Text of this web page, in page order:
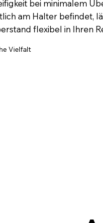
bei minimalem
am Halter befindet,
flexibel in Ihren
Vielfalt